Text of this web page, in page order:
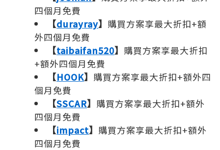
四個月免費
【durayray】 購買方案享最大折扣+額
外四個月免費
【taibaifan520】 購買方案享最大折扣
+額外四個月免費
【HOOK】 購買方案享最大折扣+額外四
個月免費
【SSCAR】 購買方案享最大折扣+額外
四個月免費
【impact】 購買方案享最大折扣+額外
四個月免費